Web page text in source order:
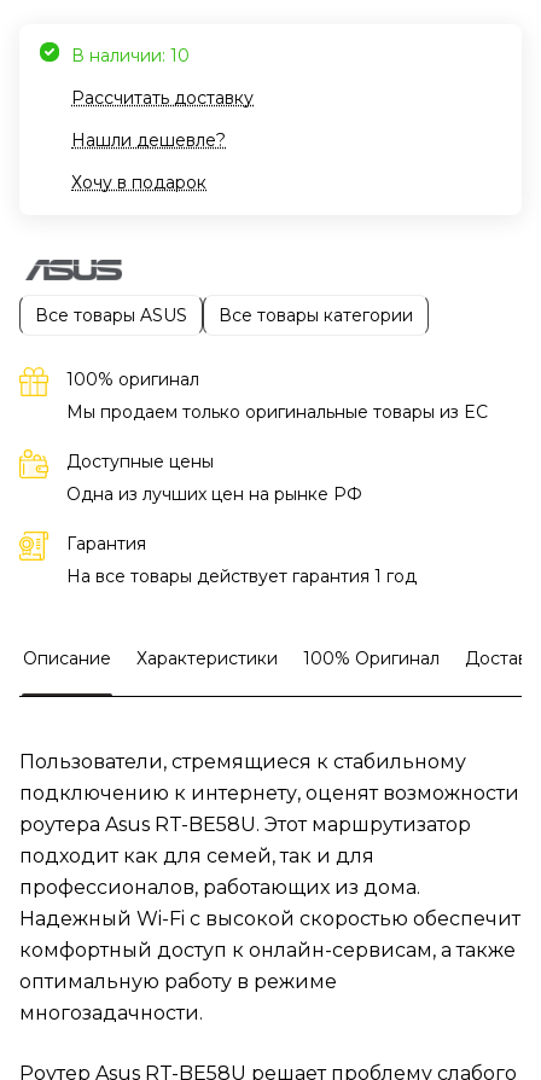
В наличии: 10
Рассчитать доставку
Нашли дешевле?
Хочу в подарок
Все товары ASUS Все товары категории
100% оригинал
Мы продаем только оригинальные товары из EC
Доступные цены
Одна из лучших цен на рынке РФ
Гарантия
На все товары действует гарантия 1 год
Описание Характеристики 100% Оригинал
Пользователи, стремящиеся к стабильному
подключению к интернету, оценят возможности
роутера Asus RT-BE58U. Этот маршрутизатор
подходит как для семей, так и для
профессионалов, работающих из дома.
Надежный Wi-Fi с высокой скоростью обеспечит
комфортный доступ к онлайн-сервисам, а также
оптимальную работу в режиме
многозадачности.
Роутер Asus RT-BE58U решает проблему слабого